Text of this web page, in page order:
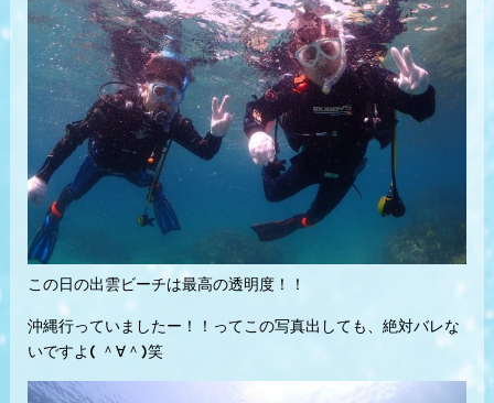
この日の出雲ビーチは最高の透明度！！
沖縄行っていましたー！！ってこの写真出しても、絶対バレな
いですよ( ＾∀＾)笑